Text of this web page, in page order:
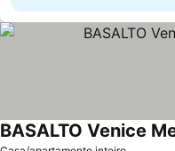
BASALTO Venice